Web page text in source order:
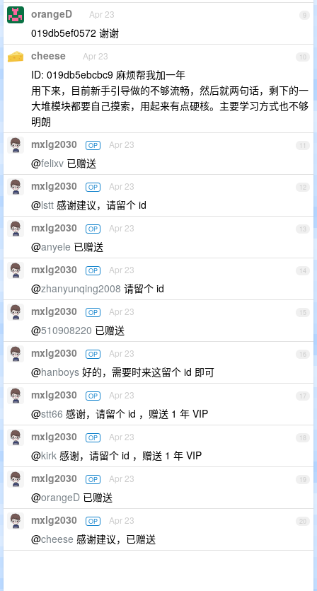
9
orangeD Apr 23
019db5ef0572 谢谢
10
cheese Apr 23
ID: 019db5ebcbc9 麻烦帮我加一年
用下来，目前新手引导做的不够流畅，然后就两句话，剩下的一
大堆模块都要自己摸索，用起来有点硬核。主要学习方式也不够
明朗
11
mxlg2030 OP Apr 23
@felixv 已赠送
12
mxlg2030 OP Apr 23
@lstt 感谢建议，请留个 id
13
mxlg2030 OP Apr 23
@anyele 已赠送
14
mxlg2030 OP Apr 23
@zhanyunqing2008 请留个 id
15
mxlg2030 OP Apr 23
@510908220 已赠送
16
mxlg2030 OP Apr 23
@hanboys 好的，需要时来这留个 id 即可
17
mxlg2030 OP Apr 23
@stt66 感谢，请留个 id ，赠送 1 年 VIP
18
mxlg2030 OP Apr 23
@kirk 感谢，请留个 id ，赠送 1 年 VIP
19
mxlg2030 OP Apr 23
@orangeD 已赠送
20
mxlg2030 OP Apr 23
@cheese 感谢建议，已赠送